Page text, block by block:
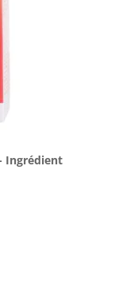
Ingrédient